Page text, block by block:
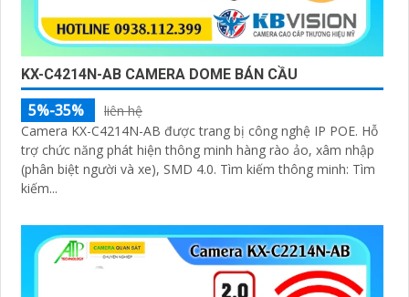
KX-C4214N-AB CAMERA DOME BÁN CẦU
5%-35%
liên hệ
Camera KX-C4214N-AB được trang bị công nghệ IP POE. Hỗ
trợ chức năng phát hiện thông minh hàng rào ảo, xâm nhập
(phân biệt người và xe), SMD 4.0. Tìm kiếm thông minh: Tìm
kiếm...